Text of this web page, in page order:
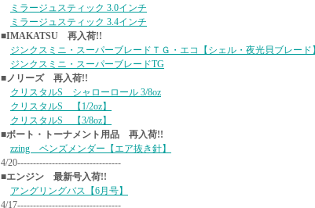
ミラージュスティック 3.0インチ
ミラージュスティック 3.4インチ
■IMAKATSU 再入荷!!
ジンクスミニ・スーパーブレードＴＧ・エコ【シェル・夜光貝ブレード
ジンクスミニ・スーパーブレードTG
■ノリーズ 再入荷!!
クリスタルS シャローロール 3/8oz
クリスタルS 【1/2oz】
クリスタルS 【3/8oz】
■ボート・トーナメント用品 再入荷!!
zzing ベンズメンダー【エア抜き針】
4/20---------------------------------
■エンジン 最新号入荷!!
アングリングバス【6月号】
4/17---------------------------------